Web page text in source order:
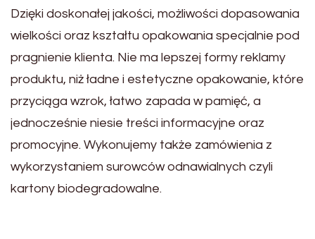
Dzięki doskonałej jakości, możliwości dopasowania
wielkości oraz kształtu opakowania specjalnie pod
pragnienie klienta. Nie ma lepszej formy reklamy
produktu, niż ładne i estetyczne opakowanie, które
przyciąga wzrok, łatwo zapada w pamięć, a
jednocześnie niesie treści informacyjne oraz
promocyjne. Wykonujemy także zamówienia z
wykorzystaniem surowców odnawialnych czyli
kartony biodegradowalne.